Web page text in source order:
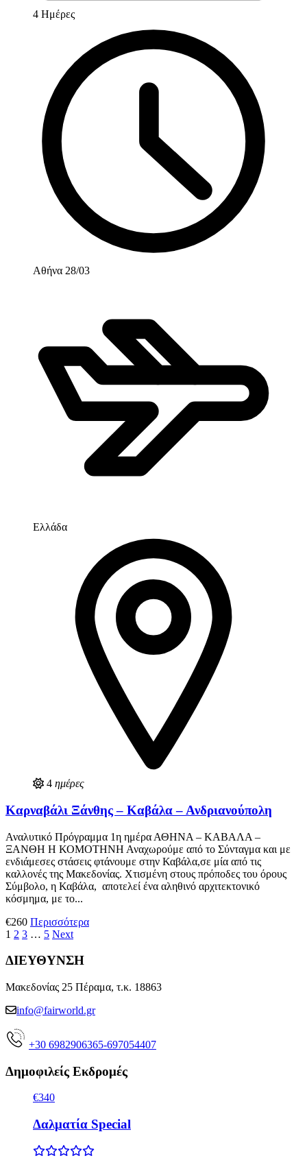
4 Ημέρες
Αθήνα 28/03
Ελλάδα
4 ημέρες
Καρναβάλι Ξάνθης – Καβάλα – Ανδριανούπολη
Αναλυτικό Πρόγραμμα 1η ημέρα ΑΘΗΝΑ – ΚΑΒΑΛΑ –
ΞΑΝΘΗ Η ΚΟΜΟΤΗΝΗ Αναχωρούμε από το Σύνταγμα και με
ενδιάμεσες στάσεις φτάνουμε στην Καβάλα,σε μία από τις
καλλονές της Μακεδονίας. Χτισμένη στους πρόποδες του όρους
Σύμβολο, η Καβάλα, αποτελεί ένα αληθινό αρχιτεκτονικό
κόσμημα, με το...
€260 Περισσότερα
1 2 3 … 5 Next
ΔΙΕΥΘΥΝΣΗ
Μακεδονίας 25 Πέραμα, τ.κ. 18863
info@fairworld.gr
+30 6982906365-697054407
Δημοφιλείς Εκδρομές
€340
Δαλματία Special